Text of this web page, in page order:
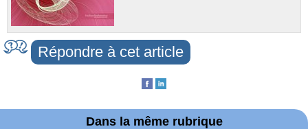
Répondre à cet article
Dans la même rubrique